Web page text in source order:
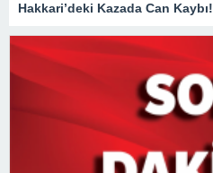
Hakkari’deki Kazada Can Kaybı!